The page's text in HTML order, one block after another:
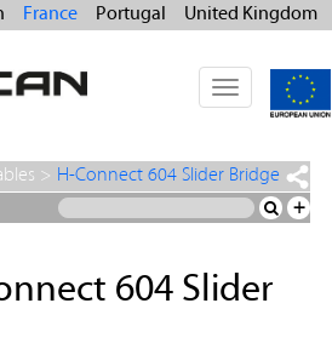
France Portugal United Kingdom
Toggle
navigation
> H-Connect 604 Slider Bridge
+
604 Slider